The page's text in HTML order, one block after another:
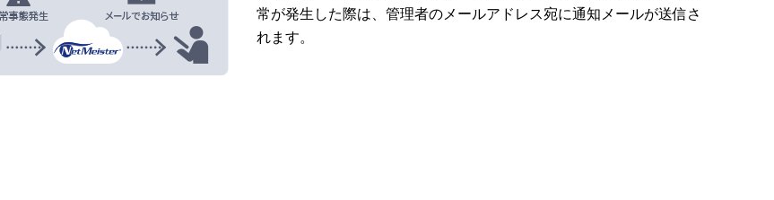
常が発生した際は、管理者のメールアドレス宛に通知メールが送信さ
れます。